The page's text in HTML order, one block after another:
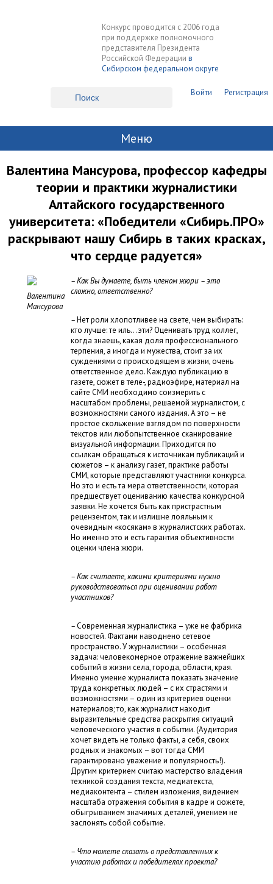
Конкурс проводится с 2006 года
при поддержке полномочного
представителя Президента
Российской Федерации в
Сибирском федеральном округе
Войти Регистрация
Меню
Валентина Мансурова, профессор кафедры
теории и практики журналистики
Алтайского государственного
университета: «Победители «Сибирь.ПРО»
раскрывают нашу Сибирь в таких красках,
что сердце радуется»
Валентина
Мансурова
– Как Вы думаете, быть членом жюри – это
сложно, ответственно?
–Нет роли хлопотливее на свете, чем выбирать:
кто лучше: те иль… эти? Оценивать труд коллег,
когда знаешь, какая доля профессионального
терпения, а иногда и мужества, стоит за их
суждениями о происходящем в жизни, очень
ответственное дело. Каждую публикацию в
газете, сюжет в теле-, радиоэфире, материал на
сайте СМИ необходимо соизмерить с
масштабом проблемы, решаемой журналистом, с
возможностями самого издания. А это – не
простое скольжение взглядом по поверхности
текстов или любопытственное сканирование
визуальной информации. Приходится по
ссылкам обращаться к источникам публикаций и
сюжетов – к анализу газет, практике работы
СМИ, которые представляют участники конкурса.
Но это и есть та мера ответственности, которая
предшествует оцениванию качества конкурсной
заявки. Не хочется быть как пристрастным
рецензентом, так и излишне лояльным к
очевидным «косякам» в журналистских работах.
Но именно это и есть гарантия объективности
оценки члена жюри.
– Как считаете, какими критериями нужно
руководствоваться при оценивании работ
участников?
–Современная журналистика – уже не фабрика
новостей. Фактами наводнено сетевое
пространство. У журналистики – особенная
задача: человекомерное отражение важнейших
событий в жизни села, города, области, края.
Именно умение журналиста показать значение
труда конкретных людей – с их страстями и
возможностями – один из критериев оценки
материалов; то, как журналист находит
выразительные средства раскрытия ситуаций
человеческого участия в событии. (Аудитория
хочет видеть не только факты, а себя, своих
родных и знакомых – вот тогда СМИ
гарантировано уважение и популярность!).
Другим критерием считаю мастерство владения
техникой создания текста, медиатекста,
медиаконтента – стилем изложения, видением
масштаба отражения события в кадре и сюжете,
обыгрыванием значимых деталей, умением не
заслонять собой событие.
– Что можете сказать о представленных к
участию работах и победителях проекта?